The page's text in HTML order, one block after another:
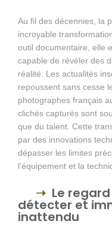
Au fil des décennies, la
incroyable
outil documentaire, elle
capable de révéler des
réalité. Les actualités
repoussent sans cesse
photographes français
clichés capturés sont
que du talent. Cette
par des innovations
dépasser les limites
l’équipement et la
Le
détecter et
inattendu